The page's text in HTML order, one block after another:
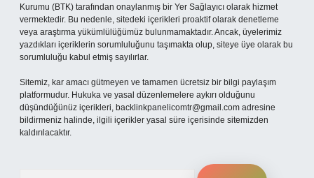
Kurumu (BTK) tarafından onaylanmış bir Yer Sağlayıcı olarak hizmet
vermektedir. Bu nedenle, sitedeki içerikleri proaktif olarak denetleme
veya araştırma yükümlülüğümüz bulunmamaktadır. Ancak, üyelerimiz
yazdıkları içeriklerin sorumluluğunu taşımakta olup, siteye üye olarak bu
sorumluluğu kabul etmiş sayılırlar.
Sitemiz, kar amacı gütmeyen ve tamamen ücretsiz bir bilgi paylaşım
platformudur. Hukuka ve yasal düzenlemelere aykırı olduğunu
düşündüğünüz içerikleri, backlinkpanelicomtr@gmail.com adresine
bildirmeniz halinde, ilgili içerikler yasal süre içerisinde sitemizden
kaldırılacaktır.